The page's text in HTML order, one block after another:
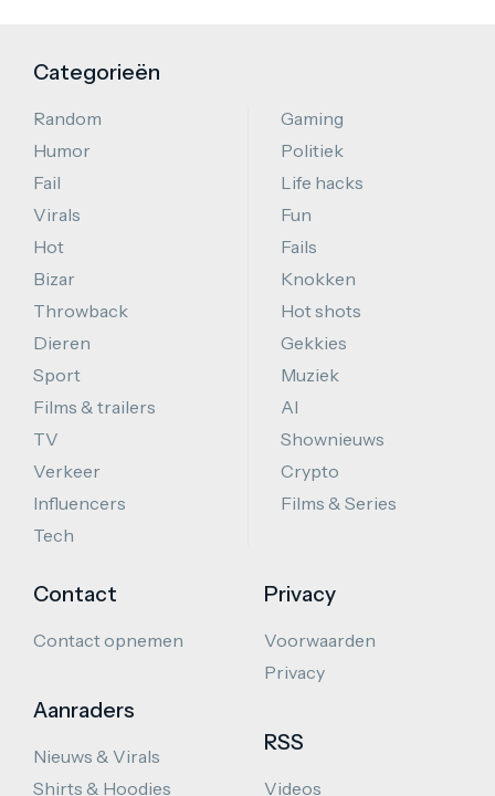
Categorieën
Random
Humor
Fail
Virals
Hot
Bizar
Throwback
Dieren
Sport
Films & trailers
TV
Verkeer
Influencers
Tech
Gaming
Politiek
Life hacks
Fun
Fails
Knokken
Hot shots
Gekkies
Muziek
AI
Shownieuws
Crypto
Films & Series
Contact
Contact opnemen
Aanraders
Nieuws & Virals
Shirts & Hoodies
Privacy
Voorwaarden
Privacy
RSS
Videos